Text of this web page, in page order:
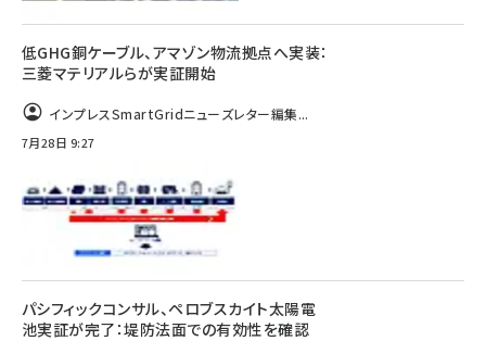
低GHG銅ケーブル、アマゾン物流拠点へ実装：
三菱マテリアルらが実証開始
インプレスSmartGridニューズレター編集...
7月28日 9:27
パシフィックコンサル、ペロブスカイト太陽電
池実証が完了：堤防法面での有効性を確認